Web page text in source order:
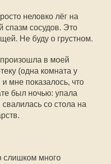
неловко лёг на
спазм сосудов. Это
Не буду о грустном.
в моей
(одна комната у
мне показалось, что
был ночью: упала
со стола на
слишком много